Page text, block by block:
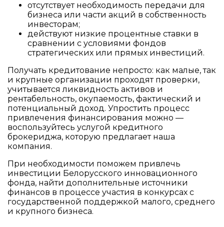
отсутствует необходимость передачи для
бизнеса или части акций в собственность
инвесторам;
действуют низкие процентные ставки в
сравнении с условиями фондов
стратегических или прямых инвестиций.
Получать кредитование непросто: как малые, так
и крупные организации проходят проверки,
учитывается ликвидность активов и
рентабельность, окупаемость, фактический и
потенциальный доход. Упростить процесс
привлечения финансирования можно —
воспользуйтесь услугой кредитного
брокериджа, которую предлагает наша
компания.
При необходимости поможем привлечь
инвестиции Белорусского инновационного
фонда, найти дополнительные источники
финансов в процессе участия в конкурсах с
государственной поддержкой малого, среднего
и крупного бизнеса.